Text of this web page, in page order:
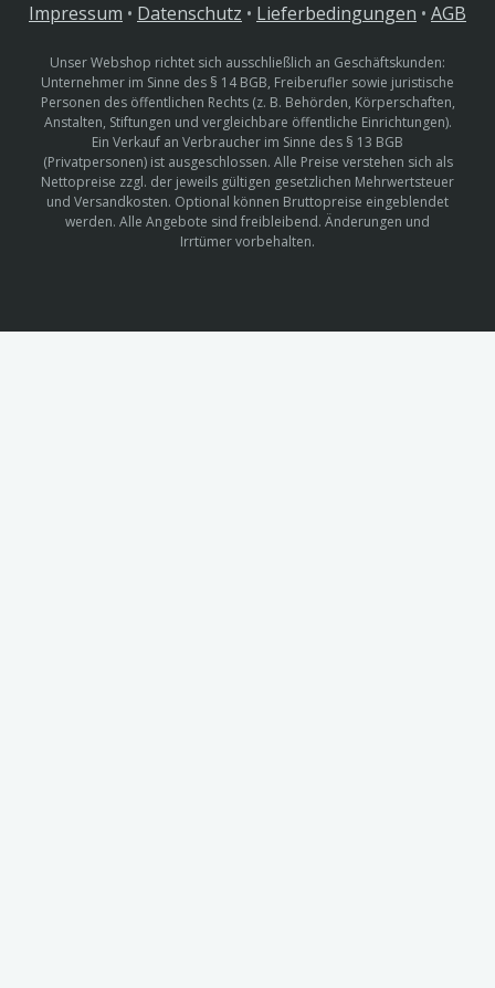
Impressum • Datenschutz • Lieferbedingungen • AGB
Unser Webshop richtet sich ausschließlich an Geschäftskunden:
Unternehmer im Sinne des § 14 BGB, Freiberufler sowie juristische
Personen des öffentlichen Rechts (z. B. Behörden, Körperschaften,
Anstalten, Stiftungen und vergleichbare öffentliche Einrichtungen).
Ein Verkauf an Verbraucher im Sinne des § 13 BGB
(Privatpersonen) ist ausgeschlossen. Alle Preise verstehen sich als
Nettopreise zzgl. der jeweils gültigen gesetzlichen Mehrwertsteuer
und Versandkosten. Optional können Bruttopreise eingeblendet
werden. Alle Angebote sind freibleibend. Änderungen und
Irrtümer vorbehalten.